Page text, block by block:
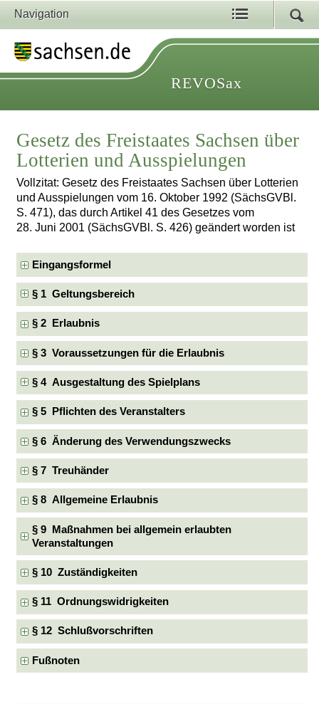
Navigation
REVOSax
Gesetz des Freistaates Sachsen über
Lotterien und Ausspielungen
Vollzitat: Gesetz des Freistaates Sachsen über Lotterien
und Ausspielungen vom 16. Oktober 1992 (SächsGVBl.
S. 471), das durch Artikel 41 des Gesetzes vom
28. Juni 2001 (SächsGVBl. S. 426) geändert worden ist
Eingangsformel
§ 1 Geltungsbereich
§ 2 Erlaubnis
§ 3 Voraussetzungen für die Erlaubnis
§ 4 Ausgestaltung des Spielplans
§ 5 Pflichten des Veranstalters
§ 6 Änderung des Verwendungszwecks
§ 7 Treuhänder
§ 8 Allgemeine Erlaubnis
§ 9 Maßnahmen bei allgemein erlaubten
Veranstaltungen
§ 10 Zuständigkeiten
§ 11 Ordnungswidrigkeiten
§ 12 Schlußvorschriften
Fußnoten